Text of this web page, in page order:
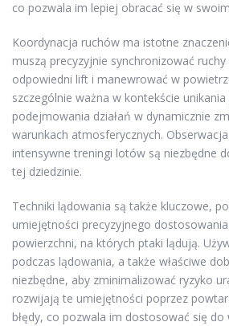
co pozwala im lepiej obracać się w
Koordynacja ruchów ma istotne
muszą precyzyjnie synchronizować ruchy
odpowiedni lift i manewrować w
szczególnie ważna w kontekście
podejmowania działań w dynamicznie
warunkach atmosferycznych.
intensywne treningi lotów są niezbędne
tej dziedzinie.
Techniki lądowania są także kluczowe,
umiejętności precyzyjnego
powierzchni, na których ptaki lądują.
podczas lądowania, a także właściwe
niezbędne, aby zminimalizować ryzyko
rozwijają te umiejętności poprzez
błędy, co pozwala im dostosować się